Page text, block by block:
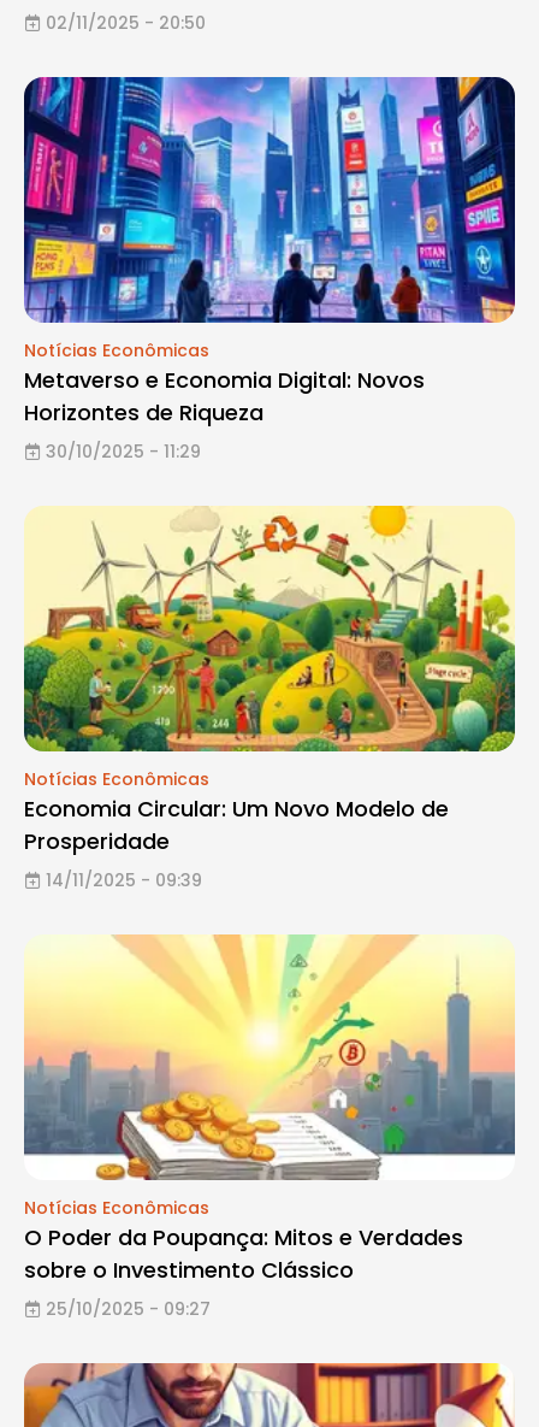
02/11/2025 - 20:50
Notícias Econômicas
Metaverso e Economia Digital: Novos
Horizontes de Riqueza
30/10/2025 - 11:29
Notícias Econômicas
Economia Circular: Um Novo Modelo de
Prosperidade
14/11/2025 - 09:39
Notícias Econômicas
O Poder da Poupança: Mitos e Verdades
sobre o Investimento Clássico
25/10/2025 - 09:27